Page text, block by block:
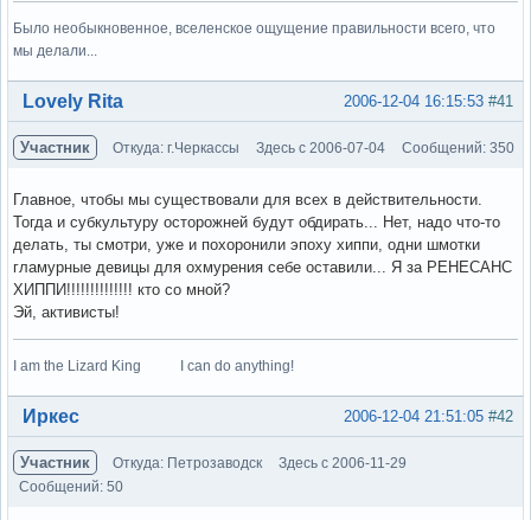
Было необыкновенное, вселенское ощущение правильности всего, что
мы делали...
Вне форума #41
2006-12-04 16:15:53
Lovely Rita
Участник Откуда: г.Черкассы Здесь с 2006-07-04 Сообщений: 350
Главное, чтобы мы существовали для всех в действительности.
Тогда и субкультуру осторожней будут обдирать... Нет, надо что-то
делать, ты смотри, уже и похоронили эпоху хиппи, одни шмотки
гламурные девицы для охмурения себе оставили... Я за РЕНЕСАНС
ХИППИ!!!!!!!!!!!!!! кто со мной?
Эй, активисты!
I am the Lizard King I can do anything!
Вне форума #42
2006-12-04 21:51:05
Иркес
Участник Откуда: Петрозаводск
Здесь с 2006-11-29
Сообщений: 50